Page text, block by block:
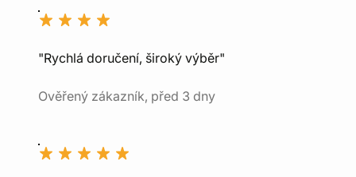
"Rychlá doručení, široký výběr"
Ověřený zákazník, před 3 dny